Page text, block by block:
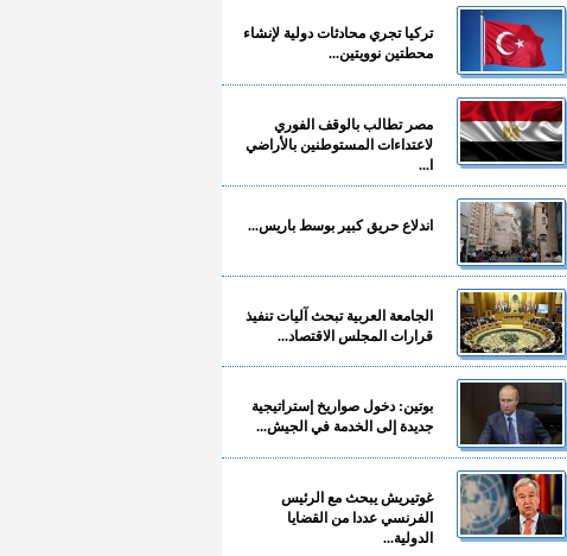
تركيا تجري محادثات دولية لإنشاء
محطتين نوويتين...
مصر تطالب بالوقف الفوري
لاعتداءات المستوطنين بالأراضي
ا...
اندلاع حريق كبير بوسط باريس...
الجامعة العربية تبحث آليات تنفيذ
قرارات المجلس الاقتصاد...
بوتين: دخول صواريخ إستراتيجية
جديدة إلى الخدمة في الجيش...
غوتيريش يبحث مع الرئيس
الفرنسي عددا من القضايا
الدولية...